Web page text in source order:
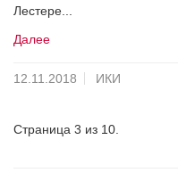
Лестере...
Далее
12.11.2018 ИКИ
Страница 3 из 10.